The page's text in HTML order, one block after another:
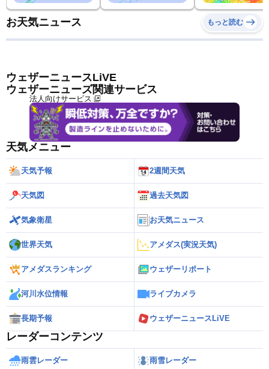
お天気ニュース もっと読む
ウェザーニュースLiVE
ウェザーニューズ関連サービス
法人向けサービス
天気メニュー
天気予報 2週間天気
天気図 過去天気図
気象衛星 お天気ニュース
世界天気 アメダス(実況天気)
アメダスランキング ウェザーリポート
河川水位情報 ライブカメラ
長期予報 ウェザーニュースLiVE
レーダーコンテンツ
雨雲レーダー 雨雪レーダー